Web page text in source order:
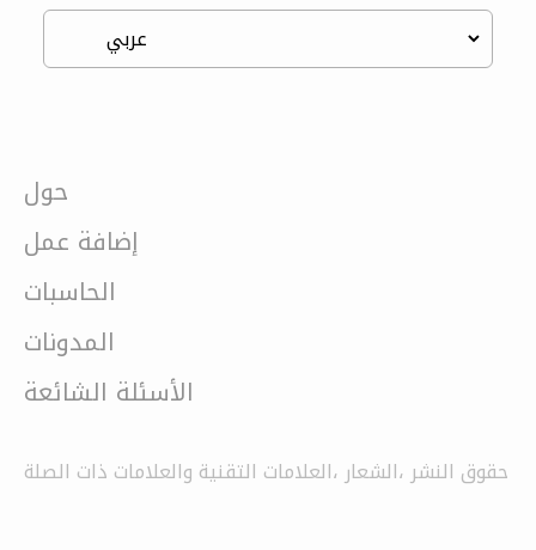
حول
إضافة عمل
الحاسبات
المدونات
الأسئلة الشائعة
حقوق النشر ،الشعار ،العلامات التقنية والعلامات ذات الصلة